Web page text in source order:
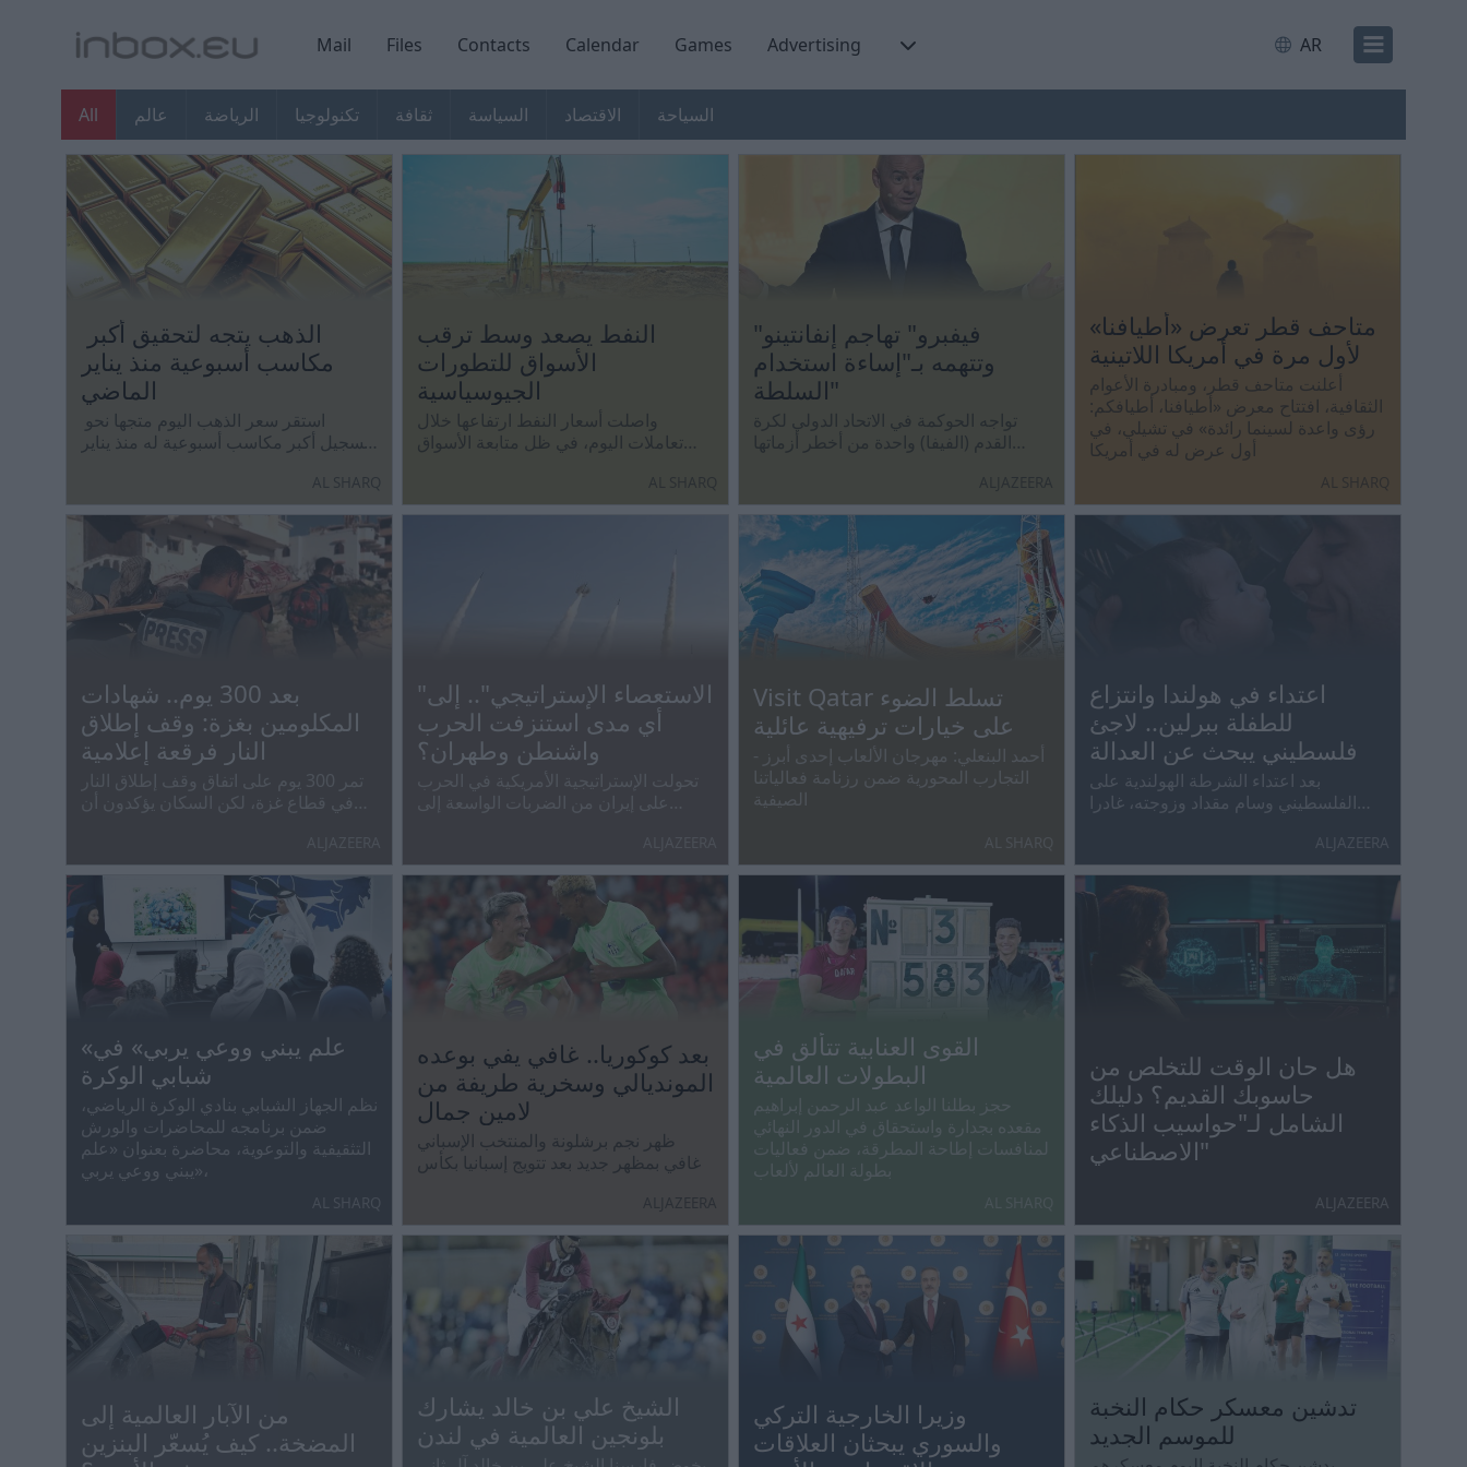
Mail Files Contacts Calendar Games Advertising AR
All عالم الرياضة تكنولوجيا ثقافة السياسة الاقتصاد السياحة
مكاسب أسبوعية منذ يناير
الماضي
تسجيل أكبر مكاسب أسبوعية له منذ يناير
لتحركات أسواق الطاقة وبيانات الوظائف
AL SHARQ
النفط يصعد وسط ترقب
الأسواق للتطورات
الجيوسياسية
واصلت أسعار النفط ارتفاعها خلال
تعاملات اليوم، في ظل متابعة الأسواق
"فيفبرو" تهاجم إنفانتينو
وتتهمه بـ"إساءة استخدام
السلطة"
تواجه الحوكمة في الاتحاد الدولي لكرة
القدم (الفيفا) واحدة من أخطر أزماتها
متاحف قطر تعرض «أطيافنا»
لأول مرة في أمريكا اللاتينية
أعلنت متاحف قطر، ومبادرة الأعوام
الثقافية، افتتاح معرض «أطيافنا، أطيافكم:
رؤى واعدة لسينما رائدة» في تشيلي، في
أول عرض له في أمريكا
AL SHARQ
بعد 300 يوم.. شهادات
المكلومين بغزة: وقف إطلاق
النار فرقعة إعلامية
تمر 300 يوم على اتفاق وقف إطلاق النار
في قطاع غزة، لكن السكان يؤكدون أن
الأدوية وغياب الأمان.
"الاستعصاء الإستراتيجي".. إلى
أي مدى استنزفت الحرب
واشنطن وطهران؟
تحولت الإستراتيجية الأمريكية في الحرب
على إيران من الضربات الواسعة إلى
بعد تعثر خيار الحسم العسكري.
Visit Qatar تسلط الضوء
على خيارات ترفيهية عائلية
- أحمد البنعلي: مهرجان الألعاب إحدى أبرز
التجارب المحورية ضمن رزنامة فعالياتنا
الصيفية
اعتداء في هولندا وانتزاع
للطفلة ببرلين.. لاجئ
فلسطيني يبحث عن العدالة
بعد اعتداء الشرطة الهولندية على
الفلسطيني وسام مقداد وزوجته، غادرا
رضيعته، بذريعة أنه يشكل خطرا على
العائلة، وهو ما ينفيه الوالدان، بينما تلتزم
ALJAZEERA
«علم يبني ووعي يربي» في
شبابي الوكرة
نظم الجهاز الشبابي بنادي الوكرة الرياضي،
ضمن برنامجه للمحاضرات والورش
التثقيفية والتوعوية، محاضرة بعنوان «علم
يبني ووعي يربي»،
بعد كوكوريا.. غافي يفي بوعده
المونديالي وسخرية طريفة من
لامين جمال
ظهر نجم برشلونة والمنتخب الإسباني
غافي بمظهر جديد بعد تتويج إسبانيا بكأس
السخرية منه.
القوى العنابية تتألق في
البطولات العالمية
هل حان الوقت للتخلص من
حاسوبك القديم؟ دليلك
الشامل لـ"حواسيب الذكاء
الاصطناعي"
ALJAZEERA
من الآبار العالمية إلى
المضخة.. كيف يُسعّر البنزين
الشيخ علي بن خالد يشارك
بلونجين العالمية في لندن
وزيرا الخارجية التركي
والسوري يبحثان العلاقات
تدشين معسكر حكام النخبة
للموسم الجديد